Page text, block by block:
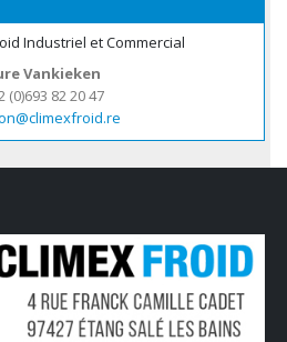
Industriel et Commercial
Vankieken
(0)693 82 20 47